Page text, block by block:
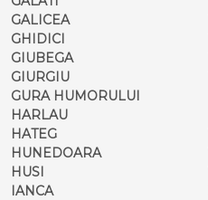
GALICEA
GHIDICI
GIUBEGA
GIURGIU
GURA HUMORULUI
HARLAU
HATEG
HUNEDOARA
HUSI
IANCA